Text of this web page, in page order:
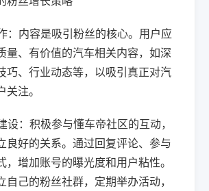
：内容是吸引粉丝的核心。用户应
量、有价值的汽车相关内容，如深
巧、行业动态等，以吸引真正对汽
注。
设：积极参与懂车帝社区的互动，
良好的关系。通过回复评论、参与
，增加账号的曝光度和用户粘性。
自己的粉丝社群，定期举办活动，